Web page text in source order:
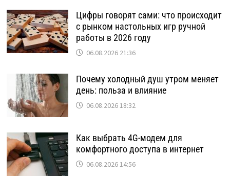
Цифры говорят сами: что происходит
с рынком настольных игр ручной
работы в 2026 году
06.08.2026 21:36
Почему холодный душ утром меняет
день: польза и влияние
06.08.2026 18:32
Как выбрать 4G-модем для
комфортного доступа в интернет
06.08.2026 14:56